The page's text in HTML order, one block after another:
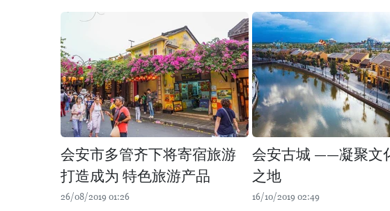
会安市多管齐下将寄宿旅游
打造成为 特色旅游产品
26/08/2019 01:26
会安古城 ——凝聚文
之地
16/10/2019 02:49